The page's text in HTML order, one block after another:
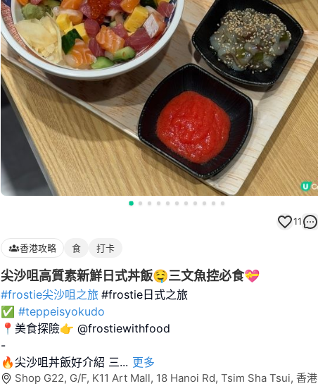
11
香港攻略 食 打卡
尖沙咀高質素新鮮日式丼飯🤤三文魚控必食💝
#frostie尖沙咀之旅 #frostie日式之旅
✅ #teppeisyokudo
📍美食探險👉 @frostiewithfood
-
🔥尖沙咀丼飯好介紹 三... 更多
Shop G22, G/F, K11 Art Mall, 18 Hanoi Rd, Tsim Sha Tsui, 香港